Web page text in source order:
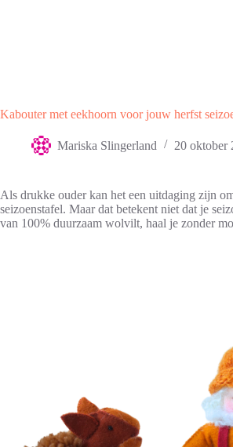
Kabouter met eekhoorn voor jouw herfst
Mariska Slingerland 20 oktober
Als drukke ouder kan het een uitdaging zijn
seizoenstafel. Maar dat betekent niet dat je
van 100% duurzaam wolvilt, haal je zonder